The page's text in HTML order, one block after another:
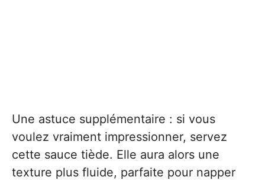
Une astuce supplémentaire : si vous
voulez vraiment impressionner, servez
cette sauce tiède. Elle aura alors une
texture plus fluide, parfaite pour napper